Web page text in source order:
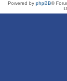
Powered by phpBB®